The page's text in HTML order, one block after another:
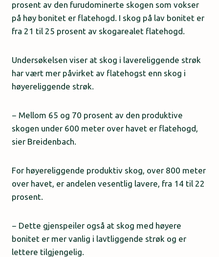
prosent av den furudominerte skogen som vokser
på høy bonitet er flatehogd. I skog på lav bonitet er
fra 21 til 25 prosent av skogarealet flatehogd.
Undersøkelsen viser at skog i lavereliggende strøk
har vært mer påvirket av flatehogst enn skog i
høyereliggende strøk.
− Mellom 65 og 70 prosent av den produktive
skogen under 600 meter over havet er flatehogd,
sier Breidenbach.
For høyereliggende produktiv skog, over 800 meter
over havet, er andelen vesentlig lavere, fra 14 til 22
prosent.
− Dette gjenspeiler også at skog med høyere
bonitet er mer vanlig i lavtliggende strøk og er
lettere tilgjengelig.